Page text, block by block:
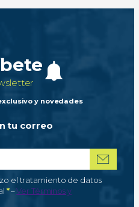
y novedades
tu correo
de datos personales
el tratamiento de datos
*–Campo obligatorio
Ver Términos y